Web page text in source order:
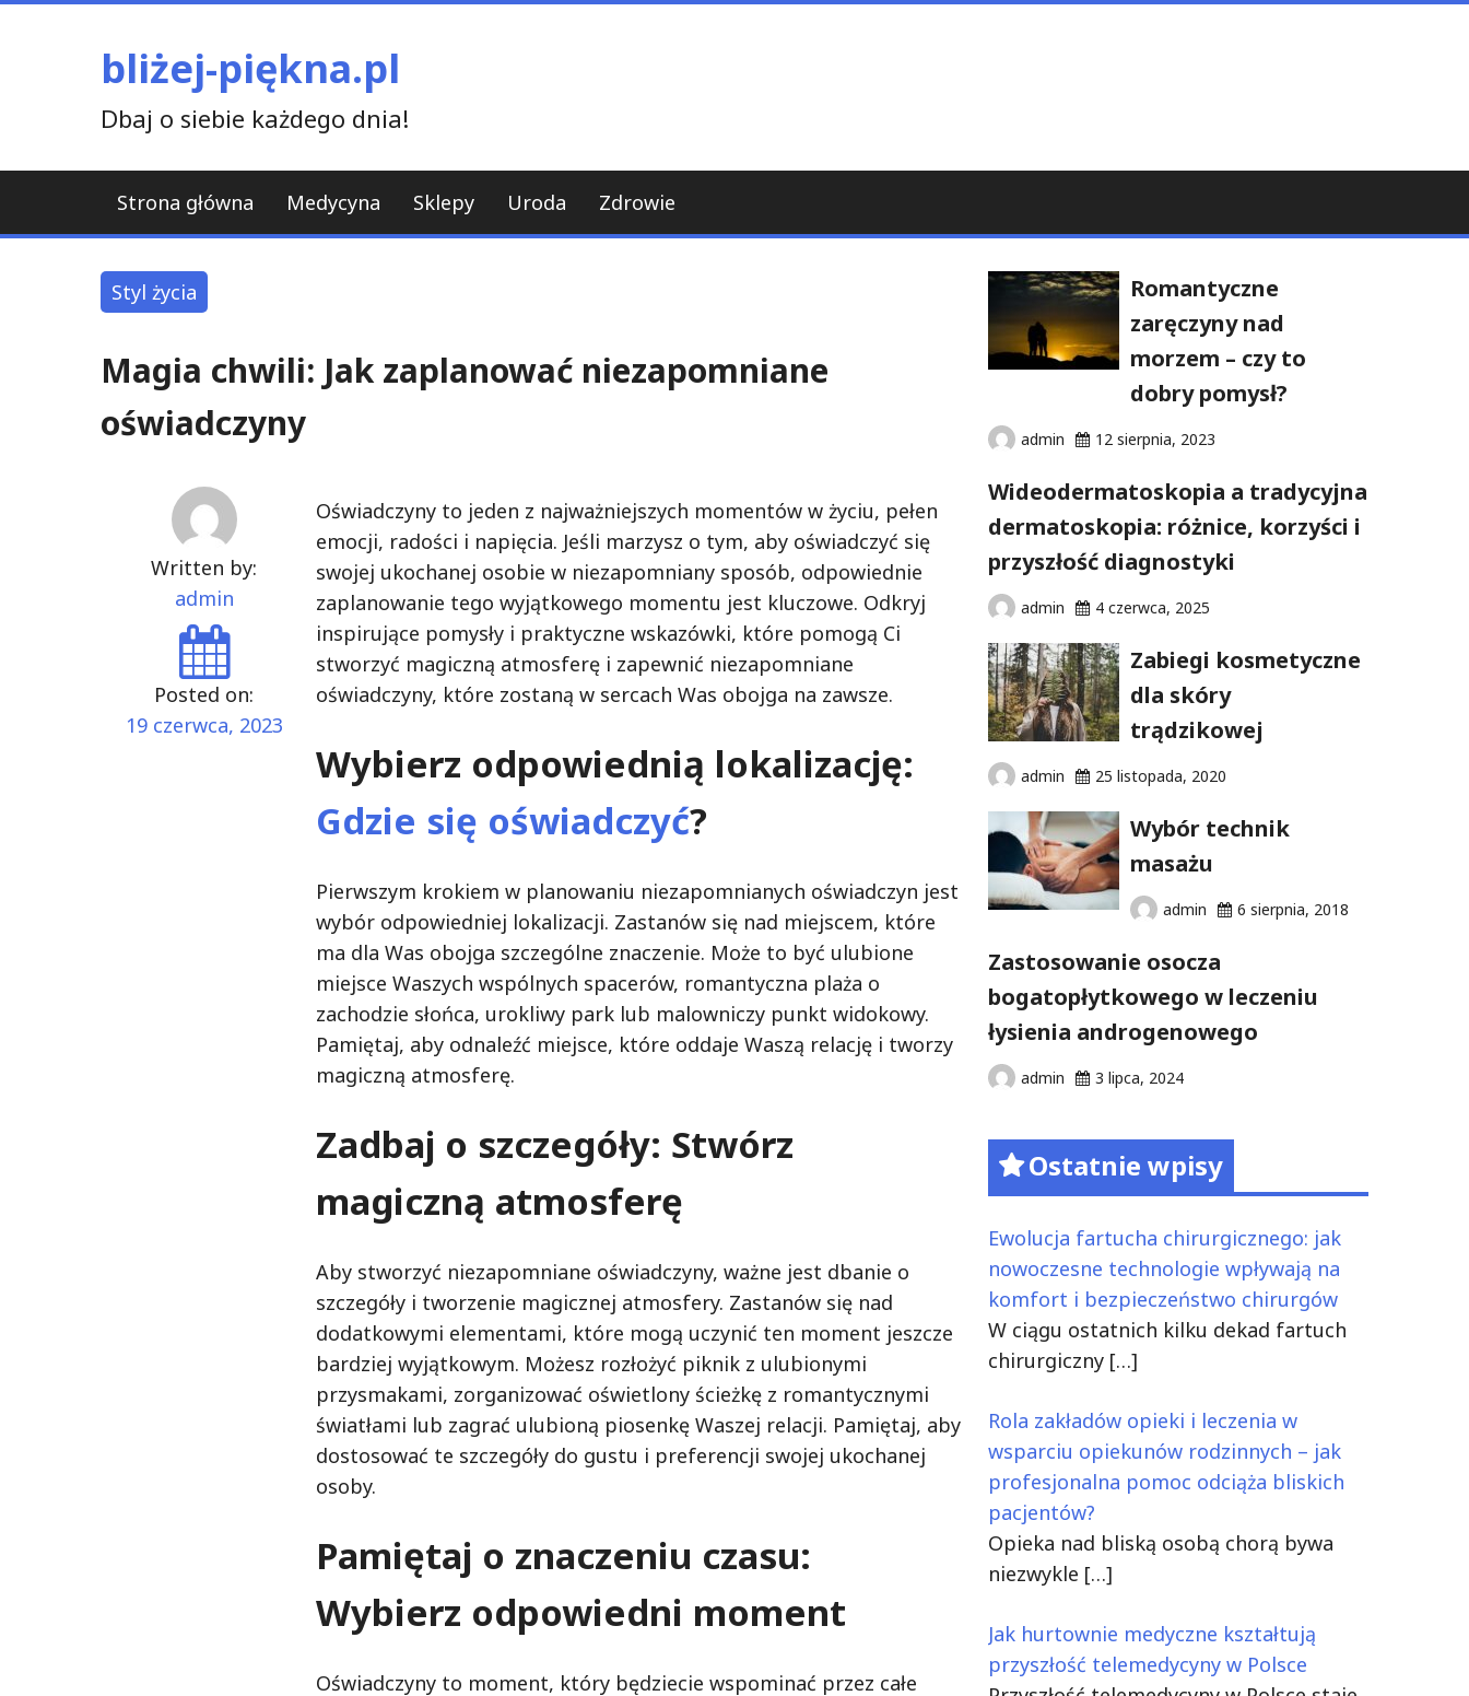
bliżej-piękna.pl
Dbaj o siebie każdego dnia!
Strona główna Medycyna Sklepy Uroda Zdrowie
Styl życia
Magia chwili: Jak zaplanować niezapomniane
oświadczyny
Written by:
admin
Posted on:
19 czerwca, 2023
Oświadczyny to jeden z najważniejszych momentów w życiu, pełen
emocji, radości i napięcia. Jeśli marzysz o tym, aby oświadczyć się
swojej ukochanej osobie w niezapomniany sposób, odpowiednie
zaplanowanie tego wyjątkowego momentu jest kluczowe. Odkryj
inspirujące pomysły i praktyczne wskazówki, które pomogą Ci
stworzyć magiczną atmosferę i zapewnić niezapomniane
oświadczyny, które zostaną w sercach Was obojga na zawsze.
Wybierz odpowiednią lokalizację:
Gdzie się oświadczyć?
Pierwszym krokiem w planowaniu niezapomnianych oświadczyn jest
wybór odpowiedniej lokalizacji. Zastanów się nad miejscem, które
ma dla Was obojga szczególne znaczenie. Może to być ulubione
miejsce Waszych wspólnych spacerów, romantyczna plaża o
zachodzie słońca, urokliwy park lub malowniczy punkt widokowy.
Pamiętaj, aby odnaleźć miejsce, które oddaje Waszą relację i tworzy
magiczną atmosferę.
Zadbaj o szczegóły: Stwórz
magiczną atmosferę
Aby stworzyć niezapomniane oświadczyny, ważne jest dbanie o
szczegóły i tworzenie magicznej atmosfery. Zastanów się nad
dodatkowymi elementami, które mogą uczynić ten moment jeszcze
bardziej wyjątkowym. Możesz rozłożyć piknik z ulubionymi
przysmakami, zorganizować oświetlony ścieżkę z romantycznymi
światłami lub zagrać ulubioną piosenkę Waszej relacji. Pamiętaj, aby
dostosować te szczegóły do gustu i preferencji swojej ukochanej
osoby.
Pamiętaj o znaczeniu czasu:
Wybierz odpowiedni moment
Oświadczyny to moment, który będziecie wspominać przez całe
Romantyczne
zaręczyny nad
morzem – czy to
dobry pomysł?
admin 12 sierpnia, 2023
Wideodermatoskopia a tradycyjna
dermatoskopia: różnice, korzyści i
przyszłość diagnostyki
admin 4 czerwca, 2025
Zabiegi kosmetyczne
dla skóry
trądzikowej
admin 25 listopada, 2020
Wybór technik
masażu
admin 6 sierpnia, 2018
Zastosowanie osocza
bogatopłytkowego w leczeniu
łysienia androgenowego
admin 3 lipca, 2024
Ostatnie wpisy
Ewolucja fartucha chirurgicznego: jak
nowoczesne technologie wpływają na
komfort i bezpieczeństwo chirurgów
W ciągu ostatnich kilku dekad fartuch
chirurgiczny […]
Rola zakładów opieki i leczenia w
wsparciu opiekunów rodzinnych – jak
profesjonalna pomoc odciąża bliskich
pacjentów?
Opieka nad bliską osobą chorą bywa
niezwykle […]
Jak hurtownie medyczne kształtują
przyszłość telemedycyny w Polsce